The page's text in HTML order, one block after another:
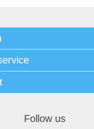
Follow us